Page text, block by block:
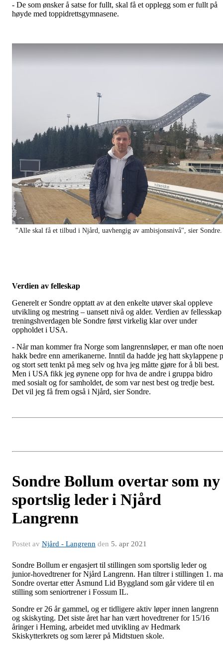
- De som ønsker å satse for fullt, skal få et opplegg som er fullt på
høyde med toppidrettsgymnasene.
"Alle skal få et tilbud i Njård, uavhengig av ambisjonsnivå", sier
Verdien av felleskap
Generelt er Sondre opptatt av at den enkelte utøver skal oppleve
utvikling og mestring – uansett nivå og alder. Verdien av
treningshverdagen ble Sondre først virkelig klar over under
oppholdet i USA.
- Når man kommer fra Norge som langrennsløper, er man ofte noen
hakk bedre enn amerikanerne. Inntil da hadde jeg hatt skylappene
og stort sett tenkt på meg selv og hva jeg måtte gjøre for å bli best.
Men i USA fikk jeg øynene opp for hva de andre i gruppa bidro
med sosialt og for samholdet, de som var nest best og tredje best.
Det vil jeg få frem også i Njård, sier Sondre.
Sondre Bollum overtar som ny
sportslig leder i Njård
Langrenn
Postet av Njård - Langrenn den 5. apr 2021
Sondre Bollum er engasjert til stillingen som sportslig leder og
junior-hovedtrener for Njård Langrenn. Han tiltrer i stillingen 1.
Sondre overtar etter Åsmund Lid Byggland som går videre til en
stilling som seniortrener i Fossum IL.
Sondre er 26 år gammel, og er tidligere aktiv løper innen langrenn
og skiskyting. Det siste året har han vært hovedtrener for 15/16
åringer i Heming, arbeidet med utvikling av Hedmark
Skiskytterkrets og som lærer på Midtstuen skole.